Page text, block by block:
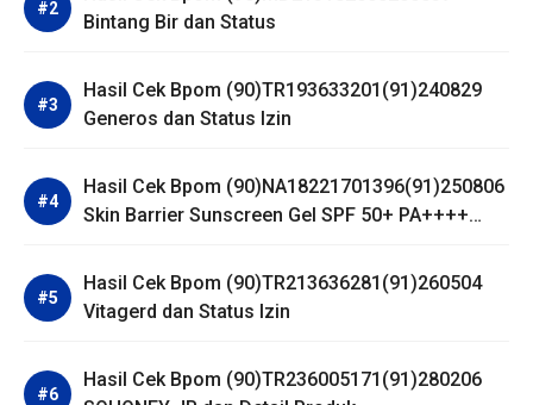
Bintang Bir dan Status
Hasil Cek Bpom (90)TR193633201(91)240829
Generos dan Status Izin
Hasil Cek Bpom (90)NA18221701396(91)250806
Skin Barrier Sunscreen Gel SPF 50+ PA++++
Hasil Cek Bpom (90)TR213636281(91)260504
Vitagerd dan Status Izin
Hasil Cek Bpom (90)TR236005171(91)280206